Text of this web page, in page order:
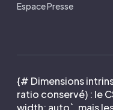
Espace Presse
{# Dimensions
ratio conservé) : le
width: auto`, mais